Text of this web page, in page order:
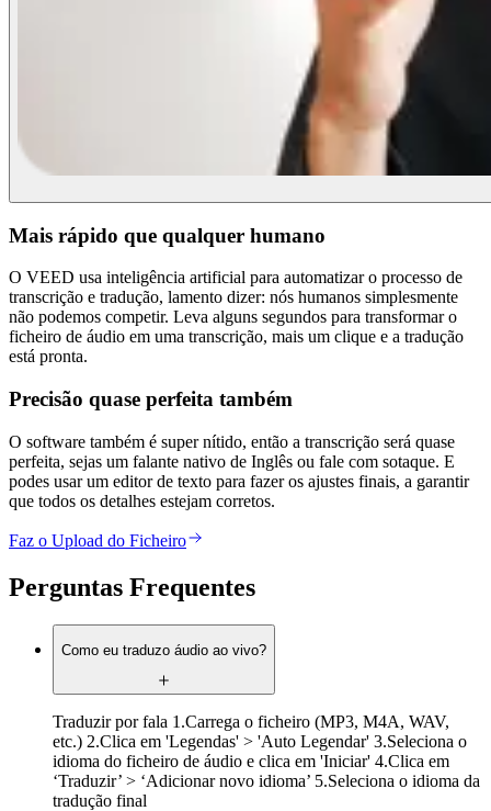
Mais rápido que qualquer humano
O VEED usa inteligência artificial para automatizar o processo de
transcrição e tradução, lamento dizer: nós humanos simplesmente
não podemos competir. Leva alguns segundos para transformar o
ficheiro de áudio em uma transcrição, mais um clique e a tradução
está pronta.
Precisão quase perfeita também
O software também é super nítido, então a transcrição será quase
perfeita, sejas um falante nativo de Inglês ou fale com sotaque. E
podes usar um editor de texto para fazer os ajustes finais, a garantir
que todos os detalhes estejam corretos.
Faz o Upload do Ficheiro
Perguntas Frequentes
Como eu traduzo áudio ao vivo?
Traduzir por fala 1.Carrega o ficheiro (MP3, M4A, WAV,
etc.) 2.Clica em 'Legendas' > 'Auto Legendar' 3.Seleciona o
idioma do ficheiro de áudio e clica em 'Iniciar' 4.Clica em
‘Traduzir’ > ‘Adicionar novo idioma’ 5.Seleciona o idioma da
tradução final